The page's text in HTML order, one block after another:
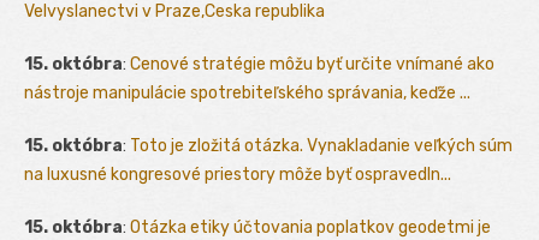
Velvyslanectvi v Praze,Ceska republika
15. októbra: Cenové stratégie môžu byť určite vnímané ako
nástroje manipulácie spotrebiteľského správania, keďže ...
15. októbra: Toto je zložitá otázka. Vynakladanie veľkých súm
na luxusné kongresové priestory môže byť ospravedln...
15. októbra: Otázka etiky účtovania poplatkov geodetmi je